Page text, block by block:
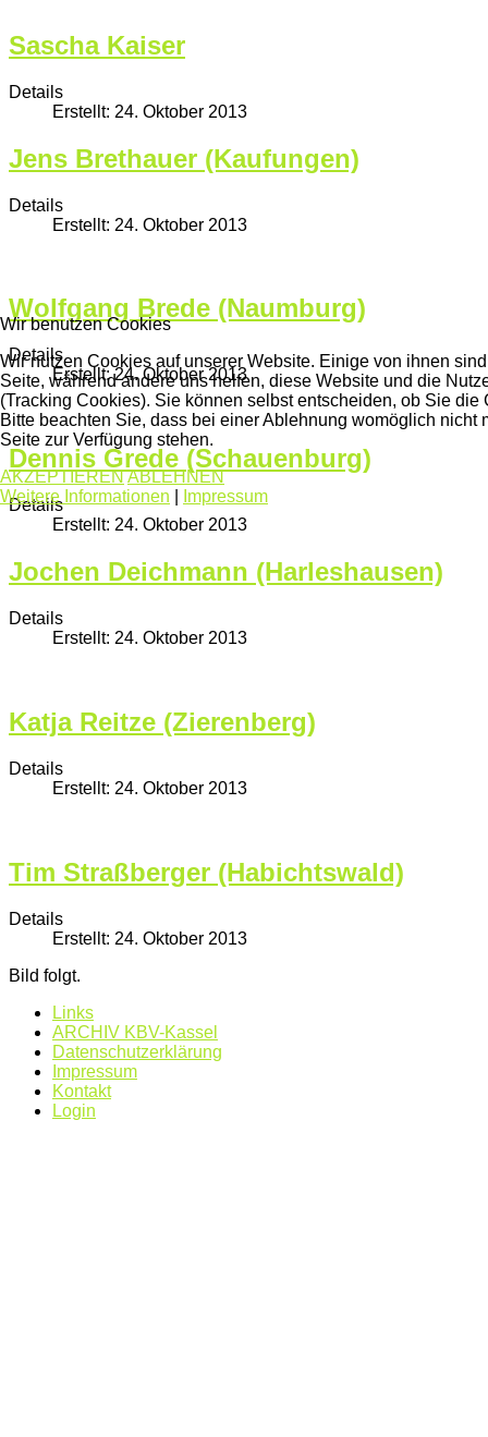
Sascha Kaiser
Details
Erstellt: 24. Oktober 2013
Jens Brethauer (Kaufungen)
Details
Erstellt: 24. Oktober 2013
Wolfgang Brede (Naumburg)
Details
Erstellt: 24. Oktober 2013
Dennis Grede (Schauenburg)
Details
Erstellt: 24. Oktober 2013
Jochen Deichmann (Harleshausen)
Details
Erstellt: 24. Oktober 2013
Katja Reitze (Zierenberg)
Details
Erstellt: 24. Oktober 2013
Tim Straßberger (Habichtswald)
Details
Erstellt: 24. Oktober 2013
Bild folgt.
Links
ARCHIV KBV-Kassel
Datenschutzerklärung
Impressum
Kontakt
Login
Wir benutzen Cookies
Wir nutzen Cookies auf unserer Website. Einige von ihnen
Seite, während andere uns helfen, diese Website und die
(Tracking Cookies). Sie können selbst entscheiden, ob Sie die
Bitte beachten Sie, dass bei einer Ablehnung womöglich nicht
Seite zur Verfügung stehen.
AKZEPTIERENABLEHNEN
Weitere Informationen
Impressum